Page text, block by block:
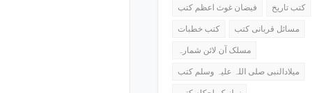
فیضان غوث اعظم کتب
کتب تاریخ
کتب خطبات
مسائل قربانی کتب
مسلک آن لائن شمارہ
میلادالنبی صلی اللہ علیہ وسلم کتب